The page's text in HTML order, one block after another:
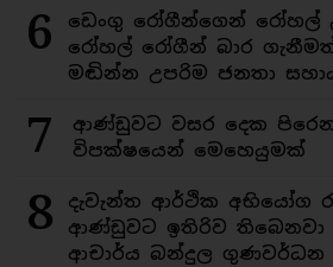
6
ඩෙංගු රෝගීන්ගෙන් රෝහල්
රෝහල් රෝගීන් බාර
මඬින්න උපරිම ජනතා
7
ආණ්ඩුවට වසර දෙක පිරෙන
විපක්ෂයෙන් මෙහෙයුමක්
8
දැවැන්ත ආර්ථික අභියෝග
ආණ්ඩුවට ඉතිරිව තිබෙනවා
ආචාර්ය බන්දුල ගුණවර්ධන